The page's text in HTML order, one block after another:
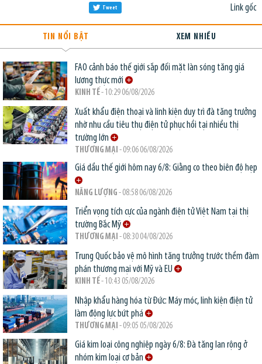
Link gốc
Tweet
TIN NỔI BẬT XEM NHIỀU
FAO cảnh báo thế giới sắp đối mặt làn sóng tăng giá
lương thực mới
KINH TẾ- 10:29 06/08/2026
Xuất khẩu điện thoại và linh kiện duy trì đà tăng trưởng
nhờ nhu cầu tiêu thụ điện tử phục hồi tại nhiều thị
trường lớn
THƯƠNG MẠI - 09:06 06/08/2026
Giá dầu thế giới hôm nay 6/8: Giằng co theo biên độ hẹp
NĂNG LƯỢNG - 08:58 06/08/2026
Triển vọng tích cực của ngành điện tử Việt Nam tại thị
trường Bắc Mỹ
THƯƠNG MẠI - 08:30 04/08/2026
Trung Quốc bảo vệ mô hình tăng trưởng trước thềm đàm
phán thương mại với Mỹ và EU
KINH TẾ- 10:43 05/08/2026
Nhập khẩu hàng hóa từ Đức: Máy móc, linh kiện điện tử
làm động lực bứt phá
THƯƠNG MẠI - 09:05 05/08/2026
Giá kim loại công nghiệp ngày 6/8: Đà tăng lan rộng ở
nhóm kim loại cơ bản